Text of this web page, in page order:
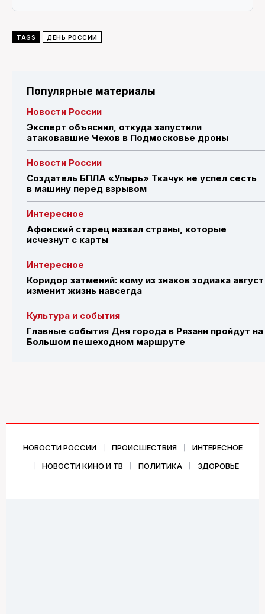
TAGS ДЕНЬ РОССИИ
Популярные материалы
Новости России
Эксперт объяснил, откуда запустили
атаковавшие Чехов в Подмосковье дроны
Новости России
Создатель БПЛА «Упырь» Ткачук не успел сесть
в машину перед взрывом
Интересное
Афонский старец назвал страны, которые
исчезнут с карты
Интересное
Коридор затмений: кому из знаков зодиака август
изменит жизнь навсегда
Культура и события
Главные события Дня города в Рязани пройдут на
Большом пешеходном маршруте
НОВОСТИ РОССИИ ПРОИСШЕСТВИЯ
ИНТЕРЕСНОЕ
НОВОСТИ КИНО И ТВ
ПОЛИТИКА ЗДОРОВЬЕ